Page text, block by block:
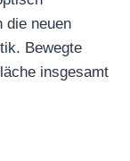
die neuen
Bewegte
insgesamt